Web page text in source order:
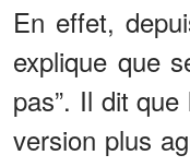
En effet,
explique que
pas”. Il dit
version plus